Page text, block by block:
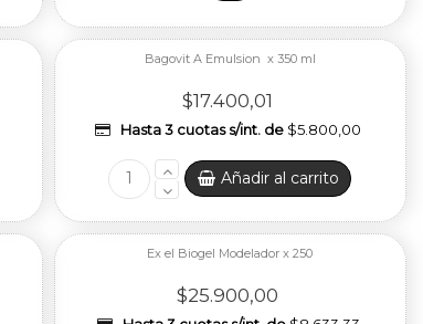
Fuera de stock
Bagovit A Emulsion x 350 ml
$17.400,01
Hasta 3 cuotas s/int. de $5.800,00
Añadir al carrito
Ex el Biogel Modelador x 250
$25.900,00